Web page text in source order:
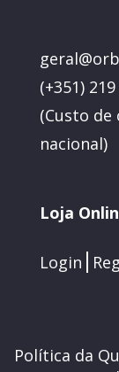
(+351)
(Custo de
nacional)
Loja
Login
Política da